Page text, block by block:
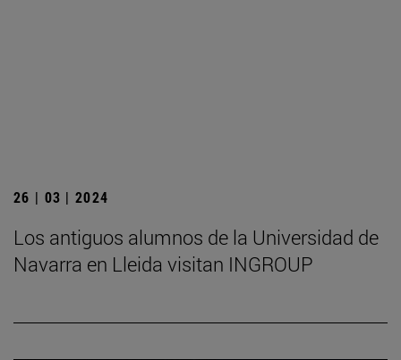
26 | 03 | 2024
Los antiguos alumnos de la Universidad de
Navarra en Lleida visitan INGROUP